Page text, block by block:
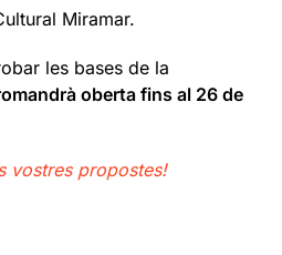
Miramar.
les bases de la
oberta fins al 26 de
vostres propostes!